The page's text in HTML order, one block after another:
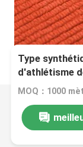
Type
d'athlétisme
ignifuge